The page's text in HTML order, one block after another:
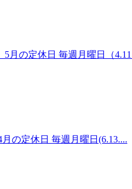
の定休日 毎週月曜日（
の定休日 毎週月曜日(6.13....